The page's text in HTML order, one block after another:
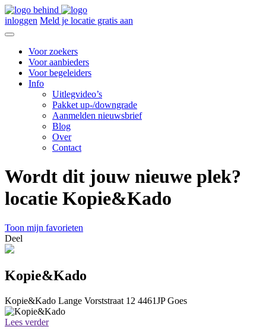
inloggen Meld je locatie gratis aan
Voor zoekers
Voor aanbieders
Voor begeleiders
Info
Uitlegvideo’s
Pakket up-/downgrade
Aanmelden nieuwsbrief
Blog
Over
Contact
Wordt dit jouw nieuwe plek?
locatie Kopie&Kado
Toon mijn favorieten
Deel
Kopie&Kado
Kopie&Kado Lange Vorststraat 12 4461JP Goes
Lees verder